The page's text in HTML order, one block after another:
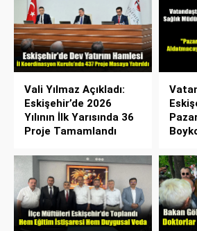
Vali Yılmaz Açıkladı:
Eskişehir’de 2026
Yılının İlk Yarısında 36
Proje Tamamlandı